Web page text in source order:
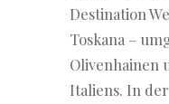
Destination
Toskana –
Olivenhainen
Italiens. In